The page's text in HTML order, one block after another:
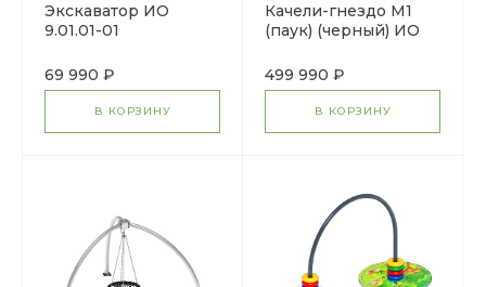
Экскаватор ИО
9.01.01-01
69 990 ₽
В КОРЗИНУ
Качели-гнездо М1
(паук) (черный) ИО
499 990 ₽
В КОРЗИНУ